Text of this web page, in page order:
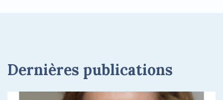
Dernières publications